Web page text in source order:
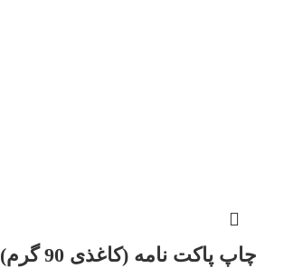
چاپ پاکت نامه (کاغذی 90 گرم) 22 * 11